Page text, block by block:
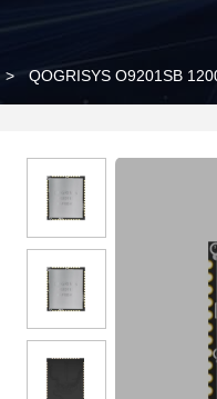
> QOGRISYS O9201SB